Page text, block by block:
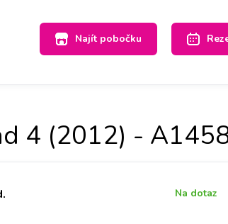
Najít pobočku
4 (2012) -
Na dotaz